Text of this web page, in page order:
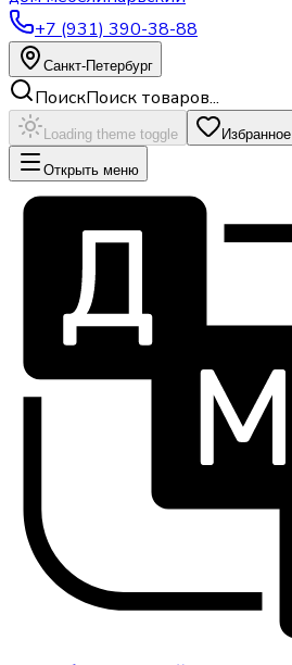
+7 (931) 390-38-88
Санкт-Петербург
ПоискПоиск товаров...
Loading theme toggle Избранное
Открыть меню